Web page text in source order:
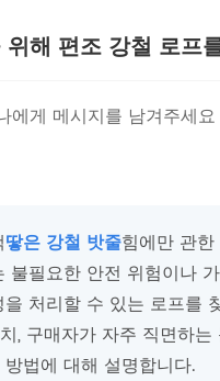
해 편조 강철 로프
에게 메시지를 남겨주세요
땋은 강철 밧줄힘에만 관
불필요한 안전 위험이나
처리할 수 있는 로프를
, 구매자가 자주 직면하
법에 대해 설명합니다.